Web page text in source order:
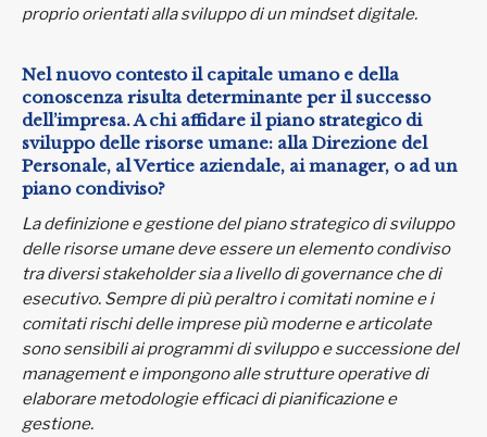
proprio orientati alla sviluppo di un mindset digitale.
Nel nuovo contesto il capitale umano e della
conoscenza risulta determinante per il successo
dell’impresa. A chi affidare il piano strategico di
sviluppo delle risorse umane: alla Direzione del
Personale, al Vertice aziendale, ai manager, o ad un
piano condiviso?
La definizione e gestione del piano strategico di sviluppo
delle risorse umane deve essere un elemento condiviso
tra diversi stakeholder sia a livello di governance che di
esecutivo. Sempre di più peraltro i comitati nomine e i
comitati rischi delle imprese più moderne e articolate
sono sensibili ai programmi di sviluppo e successione del
management e impongono alle strutture operative di
elaborare metodologie efficaci di pianificazione e
gestione.